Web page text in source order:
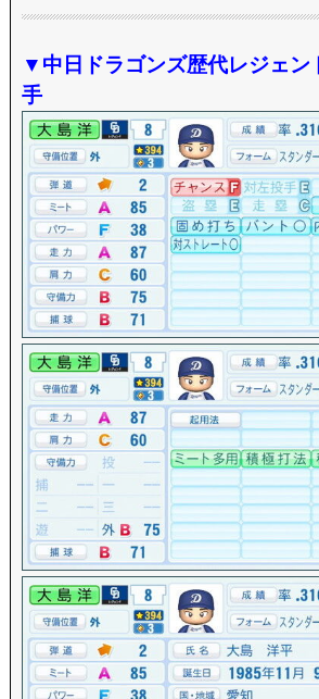
▼中日ドラゴンズ歴代レジェン
手